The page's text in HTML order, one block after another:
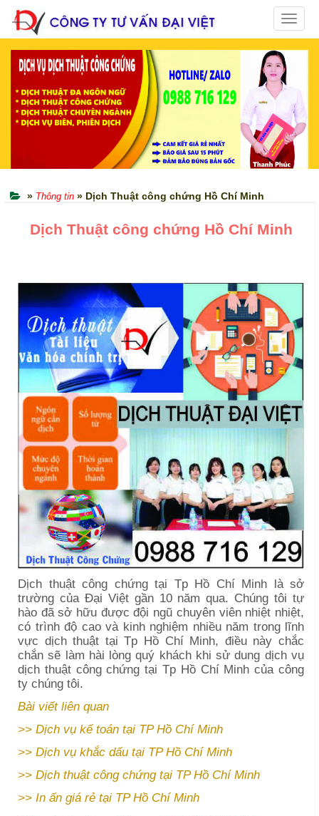
Toggle
» Thông tin » Dịch Thuật công chứng Hồ Chí Minh
Dịch Thuật công chứng Hồ Chí Minh
Dịch thuật công chứng tại Tp Hồ Chí Minh là sở
trường của Đại Việt gần 10 năm qua. Chúng tôi tự
hào đã sở hữu được đội ngũ chuyên viên nhiệt nhiệt,
có trình độ cao và kinh nghiệm nhiều năm trong lĩnh
vực dịch thuật tạiTp Hồ Chí Minh, điều này chắc
chắn sẽ làm hài lòng quý khách khi sử dung dịch vụ
dịch thuật công chứng tại Tp Hồ Chí Minh của công
ty chúng tôi.
Bài viết liên quan
>> Dịch vụ kế toán tại TP Hồ Chí Minh
>> Dịch vụ khắc dấu tại TP Hồ Chí Minh
>> Dịch thuật công chứng tại TP Hồ Chí Minh
>> In ấn giá rẻ tại TP Hồ Chí Minh